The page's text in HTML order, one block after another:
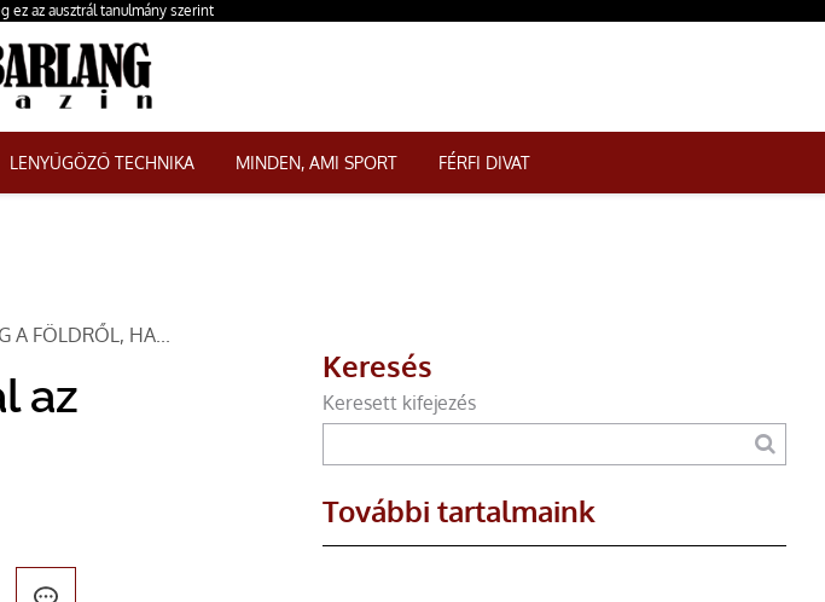
ez az ausztrál tanulmány szerint
LENYŰGÖZŐ TECHNIKA MINDEN, AMI SPORT FÉRFI DIVAT
A FÖLDRŐL, HA...
az
Keresés
Keresett kifejezés
További tartalmaink